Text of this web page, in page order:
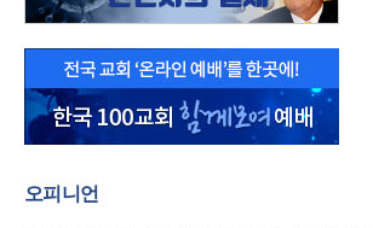
오피니언